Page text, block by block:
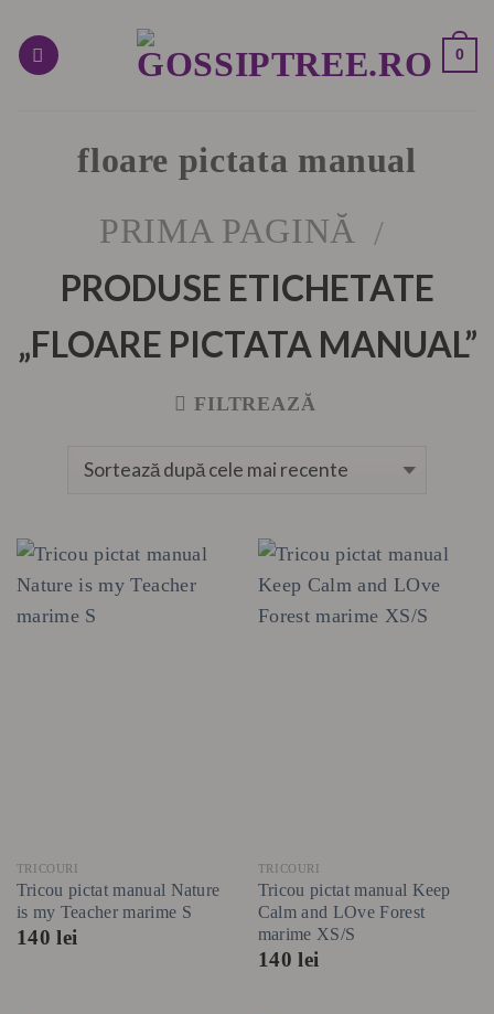
content
0
floare pictata manual
PRIMA PAGINĂ /
PRODUSE ETICHETATE
„FLOARE PICTATA MANUAL”
FILTREAZĂ
TRICOURI
Tricou pictat manual Nature
is my Teacher marime S
140lei
TRICOURI
Tricou pictat manual Keep
Calm and LOve Forest
marime XS/S
140lei